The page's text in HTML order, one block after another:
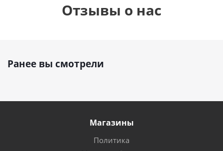
Отзывы о нас
Ранее вы смотрели
Магазины
Политика